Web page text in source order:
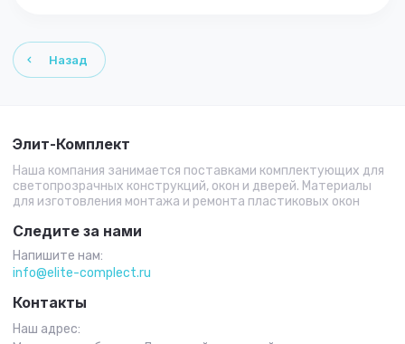
Назад
Элит-Комплект
Наша компания занимается поставками комплектующих для
светопрозрачных конструкций, окон и дверей. Материалы
для изготовления монтажа и ремонта пластиковых окон
Следите за нами
Напишите нам:
info@elite-complect.ru
Контакты
Наш адрес: